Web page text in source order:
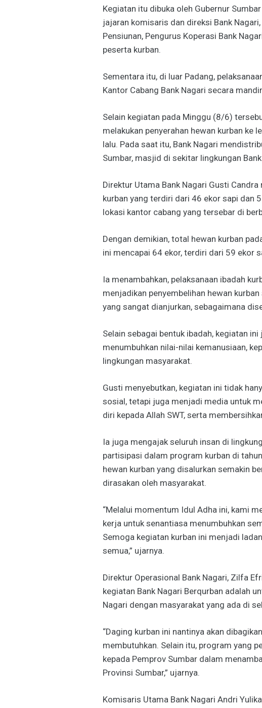
Kegiatan itu dibuka oleh Gubernur
jajaran komisaris dan direksi Bank
Pensiunan, Pengurus Koperasi Bank
peserta kurban.
Sementara itu, di luar Padang,
Kantor Cabang Bank Nagari secara
Selain kegiatan pada Minggu (8/6)
melakukan penyerahan hewan kurban ke
lalu. Pada saat itu, Bank Nagari
Sumbar, masjid di sekitar lingkungan
Direktur Utama Bank Nagari Gusti
kurban yang terdiri dari 46 ekor sapi dan
lokasi kantor cabang yang tersebar di
Dengan demikian, total hewan kurban
ini mencapai 64 ekor, terdiri dari 59 ekor
Ia menambahkan, pelaksanaan ibadah
menjadikan penyembelihan hewan
yang sangat dianjurkan, sebagaimana
Selain sebagai bentuk ibadah, kegiatan
menumbuhkan nilai-nilai kemanusiaan,
lingkungan masyarakat.
Gusti menyebutkan, kegiatan ini tidak
sosial, tetapi juga menjadi media untuk
diri kepada Allah SWT, serta
Ia juga mengajak seluruh insan di
partisipasi dalam program kurban di
hewan kurban yang disalurkan semakin
dirasakan oleh masyarakat.
“Melalui momentum Idul Adha ini, kami
kerja untuk senantiasa menumbuhkan
Semoga kegiatan kurban ini menjadi
semua,” ujarnya.
Direktur Operasional Bank Nagari, Zilfa
kegiatan Bank Nagari Berqurban adalah
Nagari dengan masyarakat yang ada di
“Daging kurban ini nantinya akan
membutuhkan. Selain itu, program yang
kepada Pemprov Sumbar dalam
Provinsi Sumbar,” ujarnya.
Komisaris Utama Bank Nagari Andri